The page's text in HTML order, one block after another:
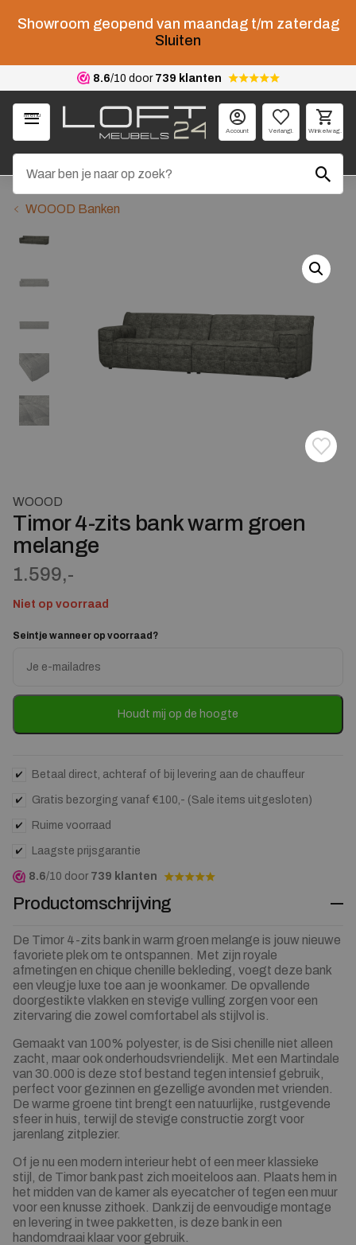
Showroom geopend van maandag t/m zaterdag
Sluiten
8.6/10 door 739 klanten
Menu
Account Verlangl. Winkelwag.
WOOOD Banken
WOOOD
Timor 4-zits bank warm groen
melange
1.599,-
Niet op voorraad
Seintje wanneer op voorraad?
your
address
join
for
product
Houdt mij op de hoogte
Betaal direct, achteraf of bij levering aan de chauffeur
Gratis bezorging vanaf €100,- (Sale items uitgesloten)
Ruime voorraad
Laagste prijsgarantie
8.6/10 door 739 klanten
Productomschrijving
De Timor 4-zits bank in warm groen melange is jouw nieuwe
favoriete plek om te ontspannen. Met zijn royale
afmetingen en chique chenille bekleding, voegt deze bank
een vleugje luxe toe aan je woonkamer. De opvallende
doorgestikte vlakken en stevige vulling zorgen voor een
zitervaring die zowel comfortabel als stijlvol is.
Gemaakt van 100% polyester, is de Sisi chenille niet alleen
zacht, maar ook onderhoudsvriendelijk. Met een Martindale
van 30.000 is deze stof bestand tegen intensief gebruik,
perfect voor gezinnen en gezellige avonden met vrienden.
De warme groene tint brengt een natuurlijke, rustgevende
sfeer in huis, terwijl de stevige constructie zorgt voor
jarenlang zitplezier.
Of je nu een modern interieur hebt of een meer klassieke
stijl, de Timor bank past zich moeiteloos aan. Plaats hem in
het midden van de kamer als eyecatcher of tegen een muur
voor een knusse zithoek. Dankzij de eenvoudige montage
en levering in twee pakketten, is deze bank in een
handomdraai klaar voor gebruik.